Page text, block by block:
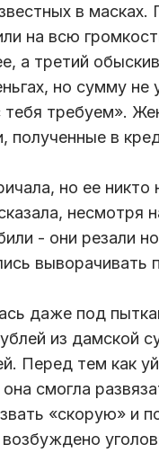
в
на всю
а третий
но сумму не
тебя требуем».
полученные в
но ее
несмотря
- они резали
выворачивать
даже под
из дамской
Перед тем как
смогла
«скорую» и